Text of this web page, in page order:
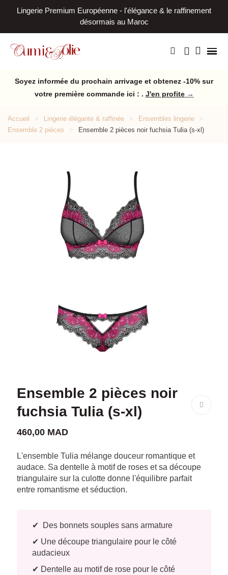
Lingerie Premium Européenne - l'élégance & le raffinement
désormais au Maroc
Soyez informée du prochain arrivage et obtenez -10% sur
votre première commande ici : . J'en profite →
Accueil Lingerie élégante & raffinée
Ensembles lingerie
Ensemble 2 pièces
Ensemble 2 pièces noir fuchsia Tulia (s-xl)
Ensemble 2 pièces noir
fuchsia Tulia (s-xl)
460,00 MAD
L'ensemble Tulia mélange douceur romantique et
audace. Sa dentelle à motif de roses et sa découpe
triangulaire sur la culotte donne l'équilibre parfait
entre romantisme et séduction.
✔ Des bonnets souples sans armature
✔ Une découpe triangulaire pour le côté
audacieux
✔ Dentelle au motif de rose pour le côté